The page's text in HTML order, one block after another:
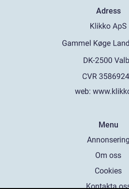
Adress
web:
Menu
Annonsering
Om oss
Cookies
Kontakta